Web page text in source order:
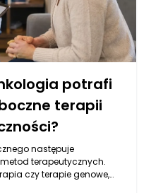
potrafi
terapii
następuje
terapeutycznych.
czy terapie genowe,